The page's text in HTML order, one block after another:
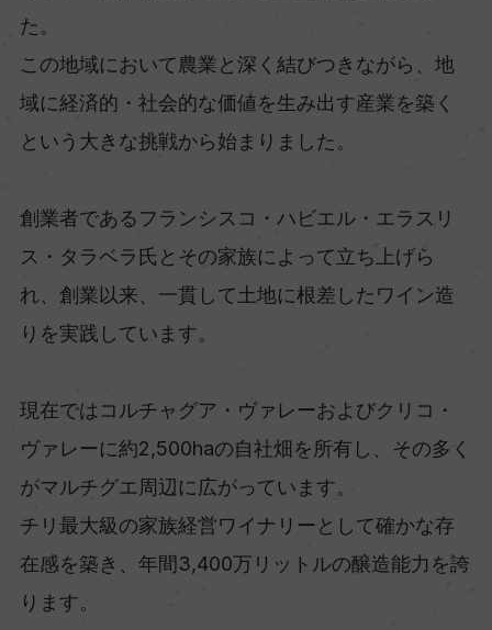
た。
この地域において農業と深く結びつきながら、地
域に経済的・社会的な価値を生み出す産業を築く
という大きな挑戦から始まりました。
創業者であるフランシスコ・ハビエル・エラスリ
ス・タラベラ氏とその家族によって立ち上げら
れ、創業以来、一貫して土地に根差したワイン造
りを実践しています。
現在ではコルチャグア・ヴァレーおよびクリコ・
ヴァレーに約2,500haの自社畑を所有し、その多く
がマルチグエ周辺に広がっています。
チリ最大級の家族経営ワイナリーとして確かな存
在感を築き、年間3,400万リットルの醸造能力を誇
ります。